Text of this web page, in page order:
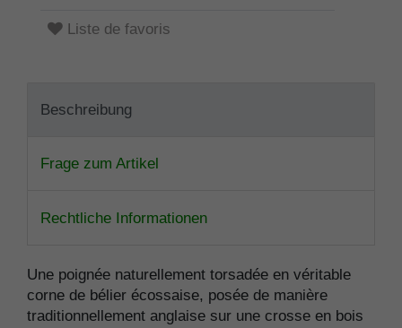
Liste de favoris
Beschreibung
Frage zum Artikel
Rechtliche Informationen
Une poignée naturellement torsadée en véritable
corne de bélier écossaise, posée de manière
traditionnellement anglaise sur une crosse en bois